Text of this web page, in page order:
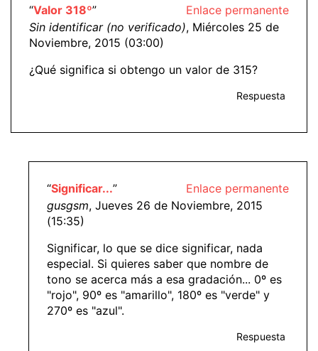
Enlace permanente
“Valor 318º”
Sin identificar (no verificado), Miércoles 25 de
Noviembre, 2015 (03:00)
¿Qué significa si obtengo un valor de 315?
Respuesta
Enlace permanente
“Significar...”
gusgsm, Jueves 26 de Noviembre, 2015
(15:35)
Significar, lo que se dice significar, nada
especial. Si quieres saber que nombre de
tono se acerca más a esa gradación... 0º es
"rojo", 90º es "amarillo", 180º es "verde" y
270º es "azul".
Respuesta